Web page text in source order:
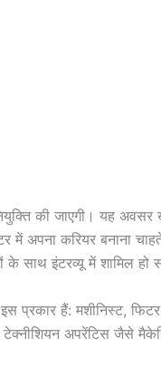
की जाएगी। यह अवसर
में अपना करियर बनाना
के साथ इंटरव्यू में शामिल हो
हैं: मशीनिस्ट,
अपरेंटिस जैसे